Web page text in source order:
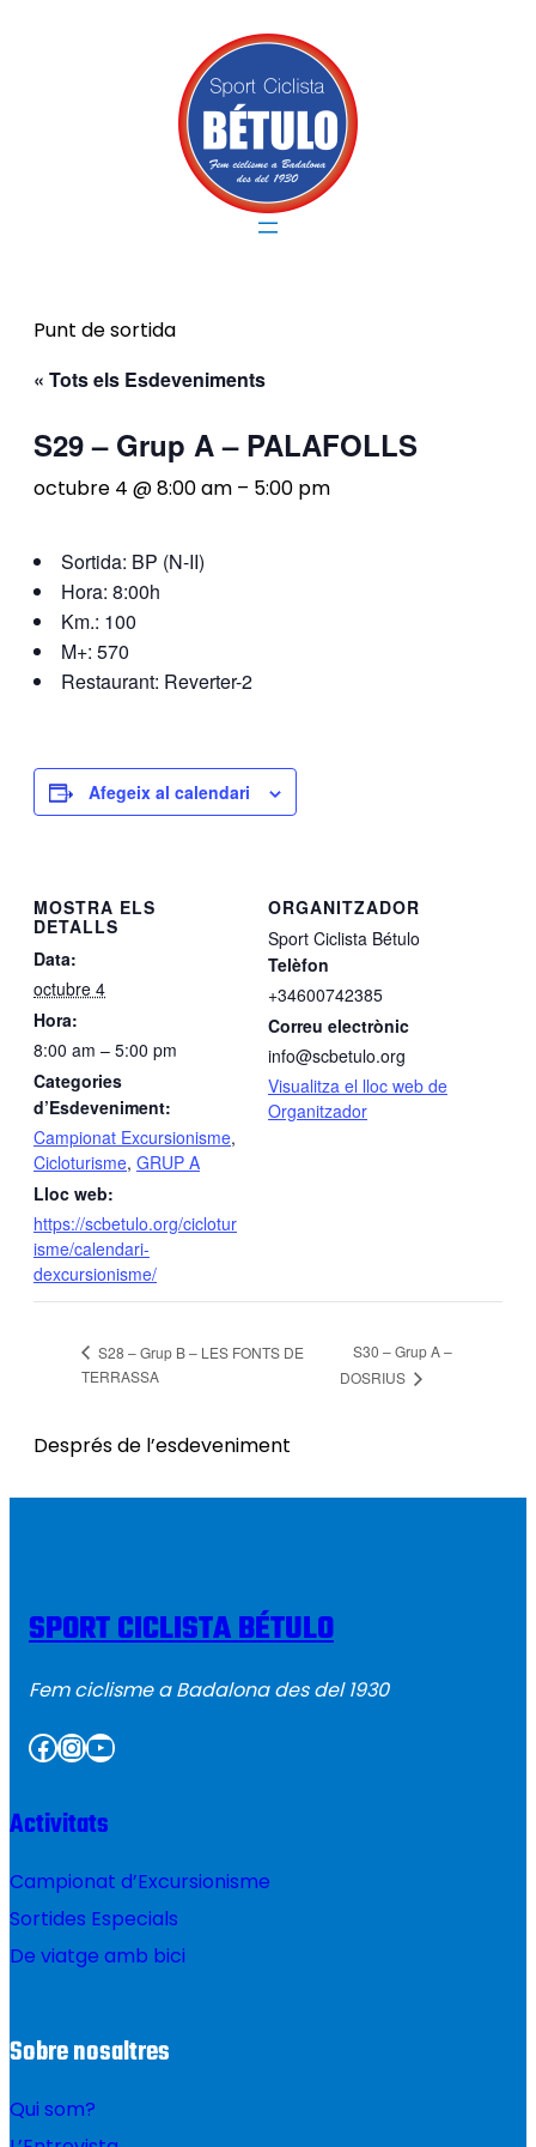
Punt de sortida
« Tots els Esdeveniments
S29 – Grup A – PALAFOLLS
octubre 4 @ 8:00 am – 5:00 pm
Sortida: BP (N-II)
Hora: 8:00h
Km.: 100
M+: 570
Restaurant: Reverter-2
Afegeix al calendari
MOSTRA ELS
DETALLS
Data:
octubre 4
Hora:
8:00 am – 5:00 pm
Categories
d’Esdeveniment:
Campionat Excursionisme,
Cicloturisme, GRUP A
Lloc web:
https://scbetulo.org/ciclotur
isme/calendari-
dexcursionisme/
ORGANITZADOR
Sport Ciclista Bétulo
Telèfon
+34600742385
Correu electrònic
info@scbetulo.org
Visualitza el lloc web de
Organitzador
S28 – Grup B – LES FONTS DE
TERRASSA
S30 – Grup A –
DOSRIUS
Després de l’esdeveniment
SPORT CICLISTA BÉTULO
Fem ciclisme a Badalona des del 1930
Facebook InstagramYouTube
Activitats
Campionat d’Excursionisme
Sortides Especials
De viatge amb bici
Sobre nosaltres
Qui som?